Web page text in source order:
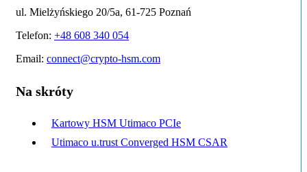
ul. Mielżyńskiego 20/5a, 61-725 Poznań
Telefon: +48 608 340 054
Email: connect@crypto-hsm.com
Na skróty
Kartowy HSM Utimaco PCIe
Utimaco u.trust Converged HSM CSAR